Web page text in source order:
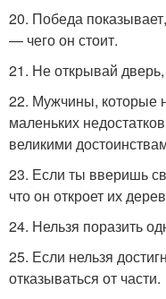
20. Победа
— чего он стоит.
21. Не открывай
22. Мужчины,
маленьких
великими
23. Если ты вверишь
что он откроет их
24. Нельзя поразить
25. Если нельзя
отказываться от части.